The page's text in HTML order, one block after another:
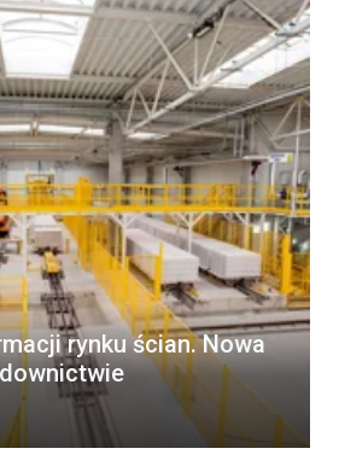
rynku ścian. Nowa